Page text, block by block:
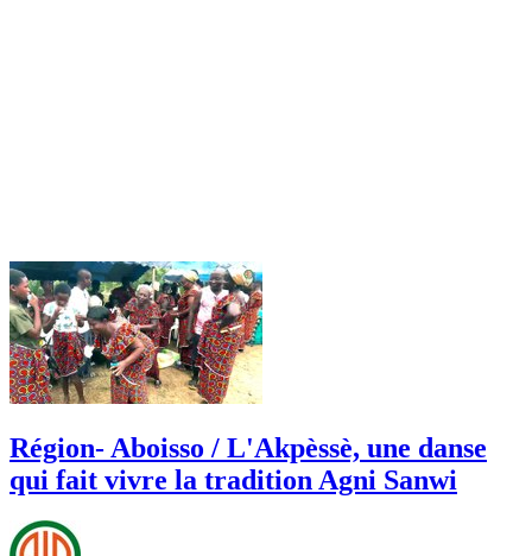
Région- Aboisso / L'Akpèssè, une danse
qui fait vivre la tradition Agni Sanwi